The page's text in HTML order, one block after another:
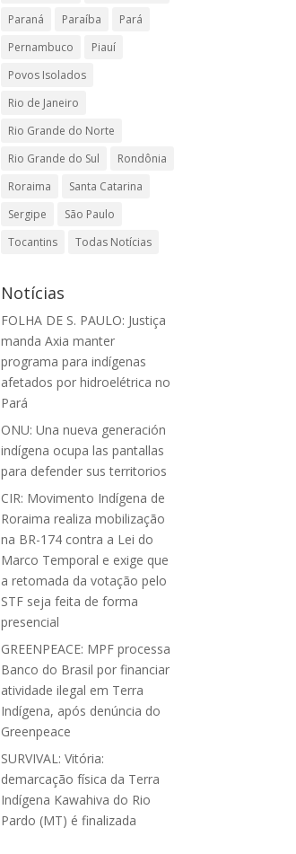
Paraná
Paraíba
Pará
Pernambuco
Piauí
Povos Isolados
Rio de Janeiro
Rio Grande do Norte
Rio Grande do Sul
Rondônia
Roraima
Santa Catarina
Sergipe
São Paulo
Tocantins
Todas Notícias
Notícias
FOLHA DE S. PAULO: Justiça
manda Axia manter
programa para indígenas
afetados por hidroelétrica no
Pará
ONU: Una nueva generación
indígena ocupa las pantallas
para defender sus territorios
CIR: Movimento Indígena de
Roraima realiza mobilização
na BR-174 contra a Lei do
Marco Temporal e exige que
a retomada da votação pelo
STF seja feita de forma
presencial
GREENPEACE: MPF processa
Banco do Brasil por financiar
atividade ilegal em Terra
Indígena, após denúncia do
Greenpeace
SURVIVAL: Vitória:
demarcação física da Terra
Indígena Kawahiva do Rio
Pardo (MT) é finalizada